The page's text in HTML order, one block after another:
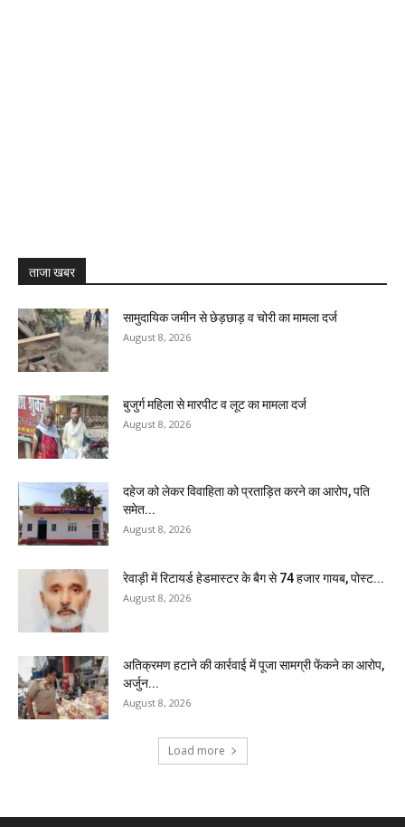
ताजा खबर
सामुदायिक जमीन से छेड़छाड़ व चोरी का मामला दर्ज
August 8, 2026
बुजुर्ग महिला से मारपीट व लूट का मामला दर्ज
August 8, 2026
दहेज को लेकर विवाहिता को प्रताड़ित करने का आरोप, पति
समेत...
August 8, 2026
रेवाड़ी में रिटायर्ड हेडमास्टर के बैग से ₹74 हजार गायब, पोस्ट...
August 8, 2026
अतिक्रमण हटाने की कार्रवाई में पूजा सामग्री फेंकने का आरोप,
अर्जुन...
August 8, 2026
Load more